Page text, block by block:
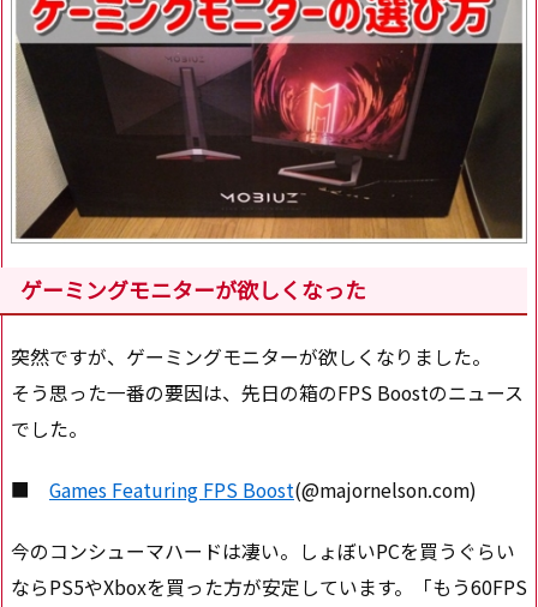
ゲーミングモニターが欲しくなった
突然ですが、ゲーミングモニターが欲しくなりました。
そう思った一番の要因は、先日の箱のFPS Boostのニュース
でした。
■ Games Featuring FPS Boost(@majornelson.com)
今のコンシューマハードは凄い。しょぼいPCを買うぐらい
ならPS5やXboxを買った方が安定しています。「もう60FPS